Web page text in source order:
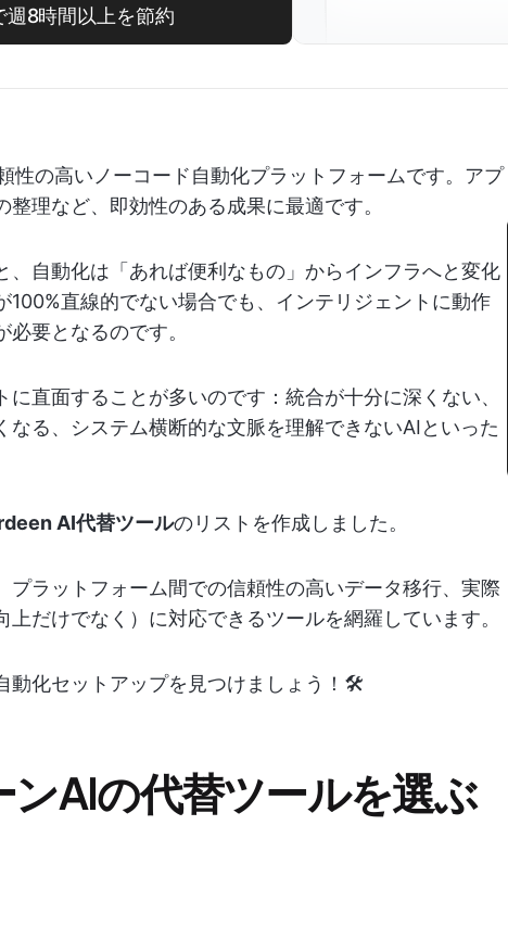
8時間以上を節約
性の高いノーコード自動化プラットフォームです。アプ
理など、即効性のある成果に最適です。
、自動化は「あれば便利なもの」からインフラへと変化
100%直線的でない場合でも、インテリジェントに動作
要となるのです。
直面することが多いのです：統合が十分に深くない、
なる、システム横断的な文脈を理解できないAIといった
AI代替ツールのリストを作成しました。
プラットフォーム間での信頼性の高いデータ移行、実際
だけでなく）に対応できるツールを網羅しています。
動化セットアップを見つけましょう！🛠️
AIの代替ツールを選ぶ